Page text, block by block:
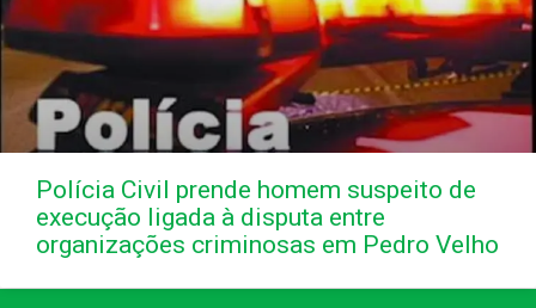
Polícia Civil prende homem suspeito de
execução ligada à disputa entre
organizações criminosas em Pedro Velho